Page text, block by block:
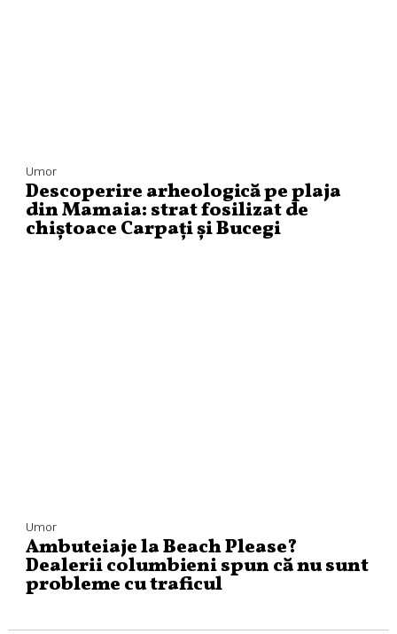
Umor
Descoperire arheologică pe plaja
din Mamaia: strat fosilizat de
chiștoace Carpați și Bucegi
Umor
Ambuteiaje la Beach Please?
Dealerii columbieni spun că nu sunt
probleme cu traficul